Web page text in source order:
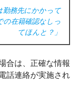
勤務先にかかって
の在籍確認なしっ
てほんと？」
合は、正確な情報
話連絡が実施され